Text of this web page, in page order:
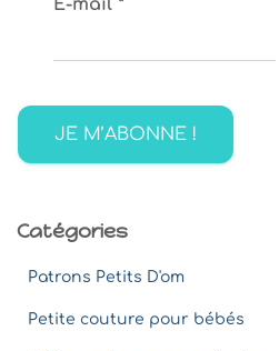
h
r
Catégories
Patrons Petits D'om
Petite couture pour bébés